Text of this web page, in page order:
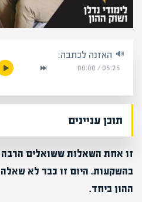
האזנה לכתבה:
05:25
/
00:00
תוכן עניינים
זו אחת השאלות ששואלים הרבה
בהשקעות. היום זו כבר לא
ההון ביחד.